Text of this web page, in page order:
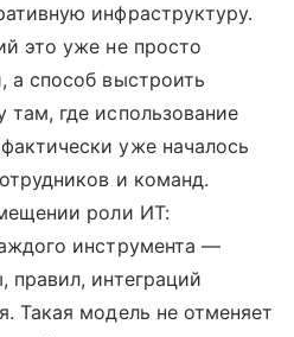
инфраструктуру.
это уже не просто
а способ выстроить
где использование
уже началось
и команд.
роли ИТ:
инструмента —
правил, интеграций
Такая модель не отменяет